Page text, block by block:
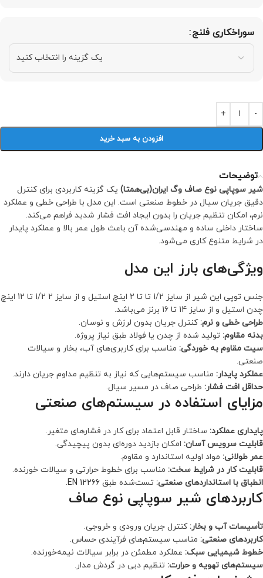
سوراخکاری فلنج
افزودن به سبد خرید
توضیحات
شیر سوپاپی نوع صاف وگ ایران(بی‌همتا) یک گزینه کاربردی برای کنترل
دقیق جریان سیال در خطوط صنعتی است. این مدل با طراحی خطی و عملکرد
نرم، امکان تنظیم جریان را بدون ایجاد افت فشار شدید فراهم می‌کند.
ساختار داخلی ساده و مهندسی‌شده آن باعث طول عمر بالا و عملکرد پایدار
در شرایط متنوع کاری می‌شود.
ویژگی‌های بارز این مدل
جنس توپی این شیر از سایز 1/2 تا تا 2 اینچ استیل و از سایز 2 1/2 تا 12 اینچ
چدن استیل و از سایز 14 تا 16 برنز می‌باشد.
طراحی خطی و نرم: کنترل جریان بدون لرزش و نوسان.
بدنه مقاوم: تولید شده از چدن یا فولاد طبق نیاز پروژه.
سیت مقاوم به خوردگی: مناسب برای کاربری‌های آب، بخار و سیالات
صنعتی.
عملکرد پایدار: مناسب سیستم‌هایی که نیاز به تنظیم مداوم جریان دارند.
حداقل افت فشار: طراحی صاف در مسیر سیال.
مزایای استفاده در سیستم‌های صنعتی
پایداری عملکرد: ساختار قابل اعتماد برای کار در فشارهای متغیر.
قابلیت سرویس آسان: امکان بازدید دوره‌ای بدون پیچیدگی.
عمر طولانی: مواد اولیه استاندارد و مقاوم.
قابلیت کار در شرایط سخت: مناسب برای خطوط حرارتی و سیالات خورنده.
انطباق با استانداردهای صنعتی: تست‌شده طبق EN 12266
.
کاربردهای شیر سوپاپی نوع صاف
تأسیسات آب و بخار: کنترل جریان ورودی و خروجی.
کاربردهای صنعتی: مناسب سیستم‌های فرآیندی حساس.
خطوط شیمیایی سبک: عملکرد مطمئن در برابر سیالات نیمه‌خورنده.
سیستم‌های تهویه و حرارت: تنظیم دبی در گردش مدار.